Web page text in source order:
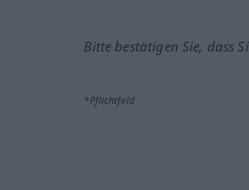
Bitte bestätigen Sie, dass
*Pflichtfeld